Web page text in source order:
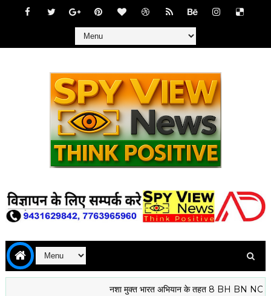
नशा मुक्त भारत अभियान के तहत 8 BH BN NCC